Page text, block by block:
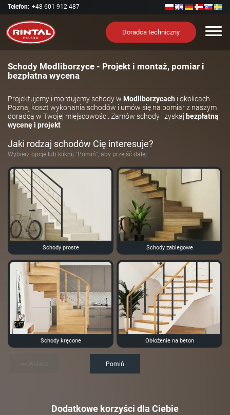
Telefon: +48 601 912 487
Doradca techniczny
Schody Modliborzyce - Projekt i montaż, pomiar i
bezpłatna wycena
Projektujemy i montujemy schody w Modliborzycach i okolicach.
Poznaj koszt wykonania schodów i umów się na pomiar z naszym
doradcą w Twojej miejscowości. Zamów schody i zyskaj bezpłatną
wycenę i projekt
Jaki rodzaj schodów Cię interesuje?
Wybierz opcję lub kliknij "Pomiń", aby przejść dalej
Schody proste Schody zabiegowe
Schody kręcone Obłożenie na beton
Pomiń
Dodatkowe korzyści dla Ciebie